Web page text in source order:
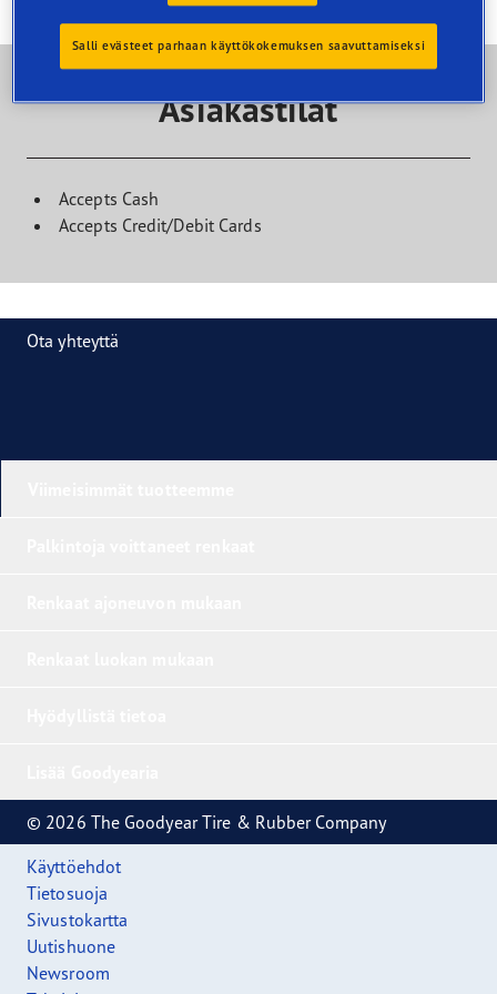
Asiakastilat
Accepts Cash
Accepts Credit/Debit Cards
Ota yhteyttä
© 2026 The Goodyear Tire & Rubber Company
Käyttöehdot
Tietosuoja
Sivustokartta
Uutishuone
Newsroom
Salli evästeet parhaan käyttökokemuksen saavuttamiseksi